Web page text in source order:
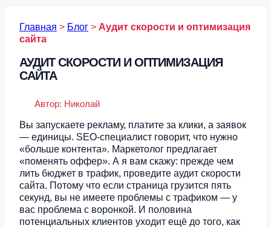
Главная > Блог > Аудит скорости и оптимизация
сайта
АУДИТ СКОРОСТИ И ОПТИМИЗАЦИЯ
САЙТА
Автор: Николай
Вы запускаете рекламу, платите за клики, а заявок
— единицы. SEO-специалист говорит, что нужно
«больше контента». Маркетолог предлагает
«поменять оффер». А я вам скажу: прежде чем
лить бюджет в трафик, проведите аудит скорости
сайта. Потому что если страница грузится пять
секунд, вы не имеете проблемы с трафиком — у
вас проблема с воронкой. И половина
потенциальных клиентов уходит ещё до того, как